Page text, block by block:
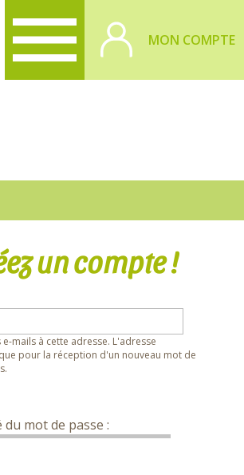
MON COMPTE
un compte !
mails à cette adresse. L'adresse
pour la réception d'un nouveau mot de
du mot de passe :